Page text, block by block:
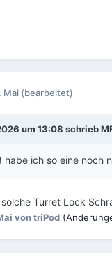
Mai (bearbeitet)
um 13:08 schrieb
habe ich so eine noch
Turret Lock
von triPod